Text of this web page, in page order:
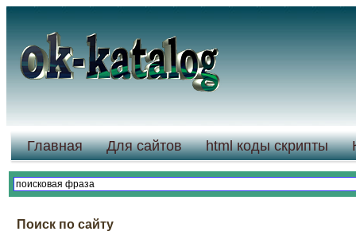
Главная Для сайтов html коды скрипты
Поиск по сайту